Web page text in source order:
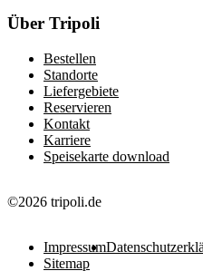
Über Tripoli
Bestellen
Standorte
Liefergebiete
Reservieren
Kontakt
Karriere
Speisekarte download
©2026 tripoli.de
Impressum
Sitemap